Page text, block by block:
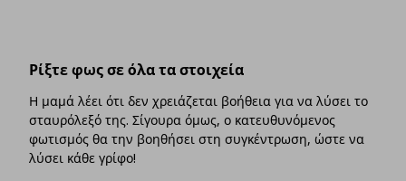
Ρίξτε φως σε όλα τα στοιχεία
Η μαμά λέει ότι δεν χρειάζεται βοήθεια για να λύσει το
σταυρόλεξό της. Σίγουρα όμως, ο κατευθυνόμενος
φωτισμός θα την βοηθήσει στη συγκέντρωση, ώστε να
λύσει κάθε γρίφο!